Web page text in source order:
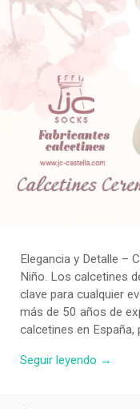
Elegancia y Detalle –
Niño. Los calcetines
clave para cualquier
más de 50 años de
calcetines en España,
Seguir leyendo →